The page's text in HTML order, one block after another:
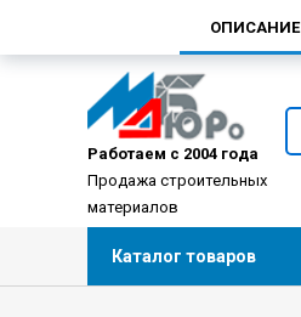
Работаем с 2004 года
Продажа строительных
материалов
Каталог товаров
ОПИСАНИЕ